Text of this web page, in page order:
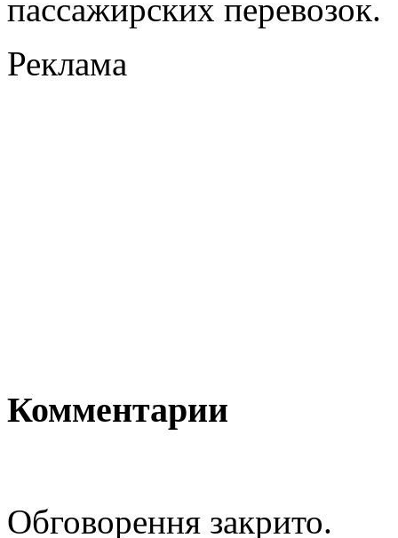
пассажирских перевозок.
Реклама
Комментарии
Обговорення закрито.